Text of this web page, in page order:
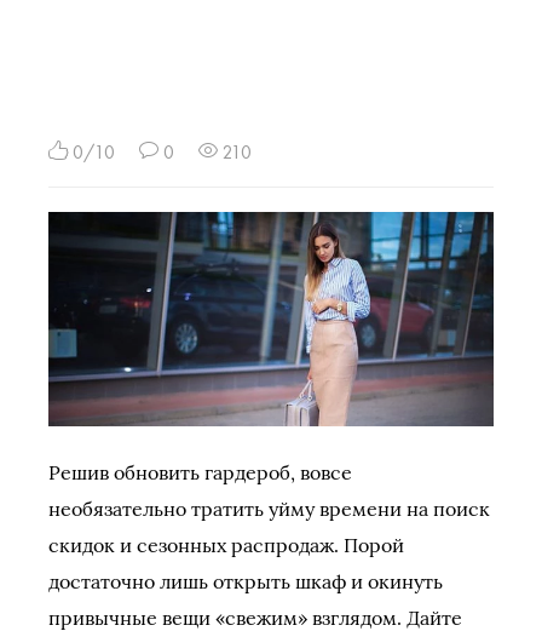
0/10 0 210
Решив обновить гардероб, вовсе
необязательно тратить уйму времени на поиск
скидок и сезонных распродаж. Порой
достаточно лишь открыть шкаф и окинуть
привычные вещи «свежим» взглядом. Дайте